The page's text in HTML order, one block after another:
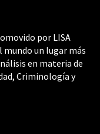
por LISA
un lugar más
en materia de
Criminología y